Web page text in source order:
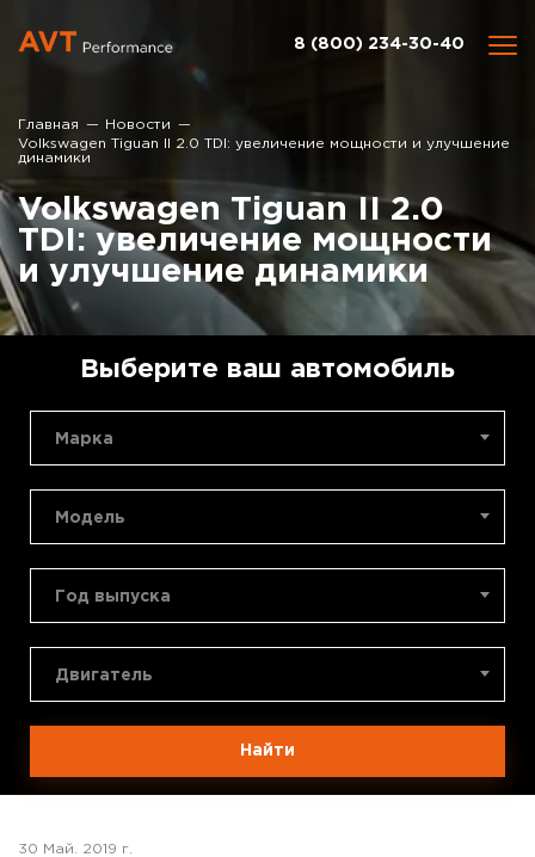
8 (800) 234-30-40
Главная
Новости
Volkswagen Tiguan II 2.0 TDI: увеличение мощности и улучшение
динамики
Volkswagen Tiguan II 2.0
TDI: увеличение мощности
и улучшение динамики
Выберите ваш автомобиль
Марка
Модель
Год выпуска
Двигатель
Найти
30 Май. 2019 г.